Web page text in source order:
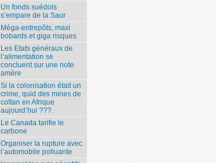
Un fonds suédois
s’empare de la Saur
Méga-entrepôts, maxi
bobards et giga risques
Les Etats généraux de
l’alimentation se
concluent sur une note
amère
Si la colonisation était un
crime, quid des mines de
coltan en Afrique
aujourd’hui ???.
Le Canada tarifie le
carbone
Organiser la rupture avec
l’automobile polluante